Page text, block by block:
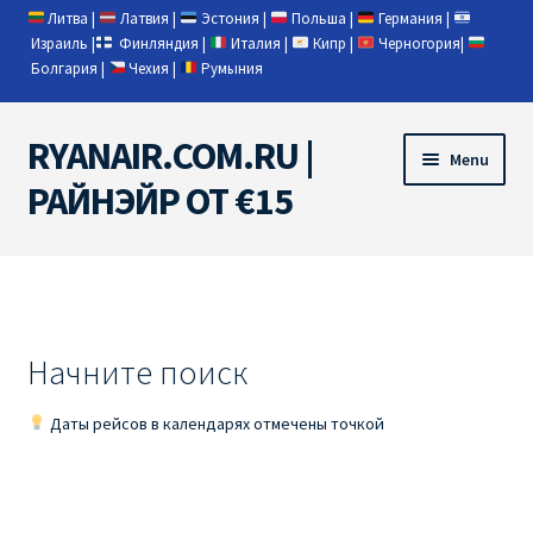
Литва | Латвия | Эстония | Польша | Германия |
Израиль | Финляндия | Италия | Кипр | Черногория|
Болгария | Чехия | Румыния
Skip
to
navigation
Skip
to
content
RYANAIR.COM.RU |
РАЙНЭЙР ОТ €15
Menu
RYANAIR PL ОТ € 9
Начните поиск
Даты рейсов в календарях отмечены точкой